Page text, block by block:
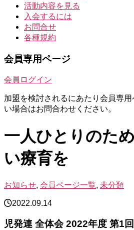
活動内容を見る
入会するには
お問合せ
各種規約
会員専用ページ
会員ログイン
加盟を検討されるにあたり会員専
い場合はお問合わせください。
一人ひとりのた
い療育を
お知らせ, 会員ページ一覧, 未分類
2022.09.14
児発連 全体会 2022年度 第1